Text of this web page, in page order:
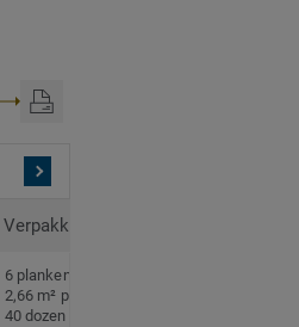
Verpakking
6 planken per doos
2,66 m² per doos
40 dozen per pallet